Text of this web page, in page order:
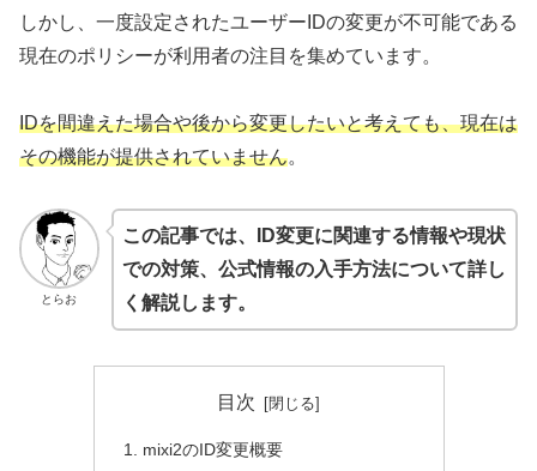
しかし、一度設定されたユーザーIDの変更が不可能である
現在のポリシーが利用者の注目を集めています。
IDを間違えた場合や後から変更したいと考えても、現在は
その機能が提供されていません。
とらお
この記事では、ID変更に関連する情報や現状
での対策、公式情報の入手方法について詳し
く解説します。
目次
mixi2のID変更概要